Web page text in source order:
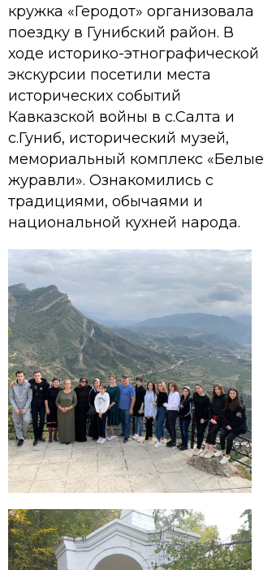
кружка «Геродот» организовала
поездку в Гунибский район. В
ходе историко-этнографической
экскурсии посетили места
исторических событий
Кавказской войны в с.Салта и
с.Гуниб, исторический музей,
мемориальный комплекс «Белые
журавли». Ознакомились с
традициями, обычаями и
национальной кухней народа.